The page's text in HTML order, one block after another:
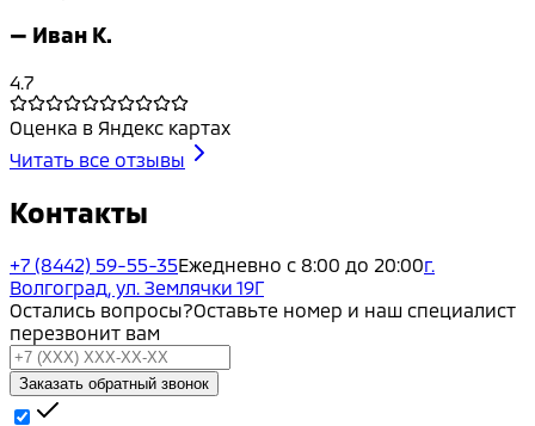
— Иван К.
4.7
Оценка в Яндекс картах
Читать все отзывы
Контакты
+7 (8442) 59-55-35Ежедневно с 8:00 до 20:00г.
Волгоград, ул. Землячки 19Г
Остались вопросы?Оставьте номер и наш специалист
перезвонит вам
Заказать обратный звонок